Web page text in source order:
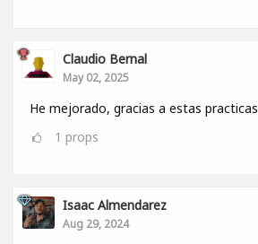
Claudio Bernal
May 02, 2025
He mejorado, gracias a estas practicas
1 props
Isaac Almendarez
Aug 29, 2024